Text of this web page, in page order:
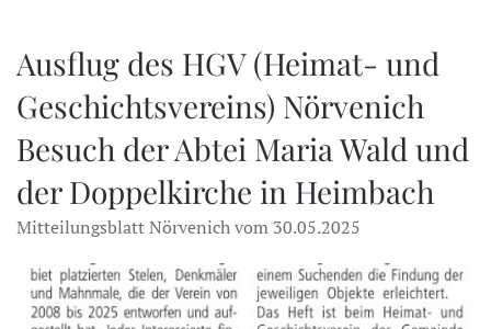
Ausflug des HGV (Heimat- und
Geschichtsvereins) Nörvenich
Besuch der Abtei Maria Wald und
der Doppelkirche in Heimbach
Mitteilungsblatt Nörvenich vom 30.05.2025